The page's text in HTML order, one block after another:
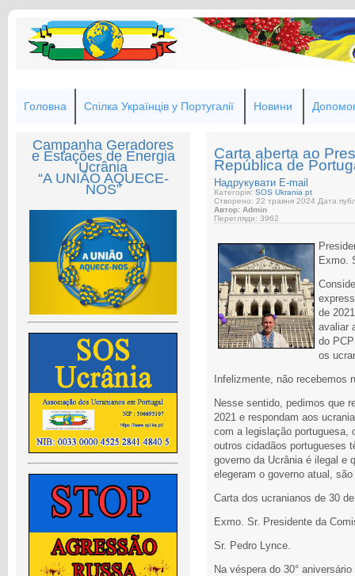
Головна Спілка Українців у Португалії Новини
Campanha Geradores
e Estações de Energia
Ucrânia
“A UNIÃO AQUECE-
NOS”
Carta aberta ao
República de
Надрукувати E-mail
Категорія: SOS Ukrania pt
Створено: 22 травня 2024 Дата
Автор: Admin
Перегляди: 3962
Exmo.
de
avaliar
do
os
Infelizmente, não recebemos
Nesse sentido, pedimos que
2021 e respondam aos
com a legislação portuguesa,
outros cidadãos portugueses
governo da Ucrânia é ilegal e
elegeram o governo atual,
Carta dos ucranianos de 30
Exmo. Sr. Presidente da
Sr. Pedro Lynce.
Na véspera do 30°